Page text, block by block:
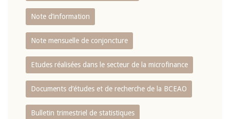
Note d’information
Note mensuelle de conjoncture
Etudes réalisées dans le secteur de la microfinance
Documents d’études et de recherche de la BCEAO
Bulletin trimestriel de statistiques